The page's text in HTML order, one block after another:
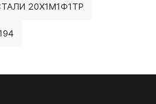
20Х1М1Ф1ТР